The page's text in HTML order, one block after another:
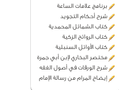
برنامج علامات الساعة
شرح أحكام التجويد
كتاب الشمائل المحمدية
كتاب الروائح الزكية
كتاب الأوائل السنبلية
مختصر البخاري لإبن أبي جمرة
شرح الورقات في أصول الفقه
إيضاح المرام من رسالة الإمام